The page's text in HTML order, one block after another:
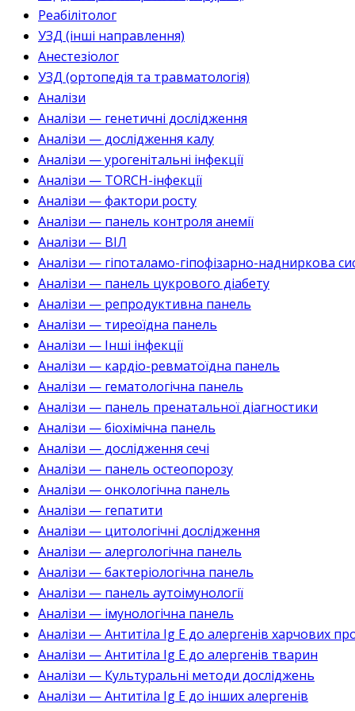
Реабілітолог
УЗД (інші направлення)
Анестезіолог
УЗД (ортопедія та травматологія)
Аналізи
Аналізи — генетичні дослідження
Аналізи — дослідження калу
Аналізи — урогенітальні інфекції
Аналізи — TORCH-інфекції
Аналізи — фактори росту
Аналізи — панель контроля анемії
Аналізи — ВІЛ
Аналізи — гіпоталамо-гіпофізарно-надниркова
Аналізи — панель цукрового діабету
Аналізи — репродуктивна панель
Аналізи — тиреоїдна панель
Аналізи — Інші інфекції
Аналізи — кардіо-ревматоїдна панель
Аналізи — гематологічна панель
Аналізи — панель пренатальної діагностики
Аналізи — біохімічна панель
Аналізи — дослідження сечі
Аналізи — панель остеопорозу
Аналізи — онкологічна панель
Аналізи — гепатити
Аналізи — цитологічні дослідження
Аналізи — алергологічна панель
Аналізи — бактеріологічна панель
Аналізи — панель аутоімунології
Аналізи — імунологічна панель
Аналізи — Антитіла Ig E до алергенів харчових
Аналізи — Антитіла Ig E до алергенів тварин
Аналізи — Культуральні методи досліджень
Аналізи — Антитіла Ig E до інших алергенів